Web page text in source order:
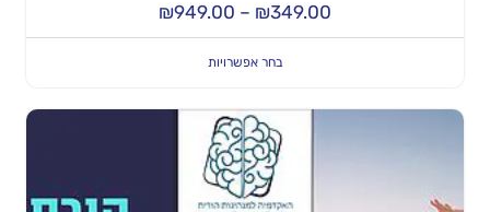
₪349.00
–
₪949.00
בחר אפשרויות